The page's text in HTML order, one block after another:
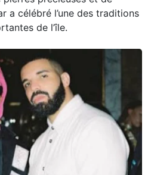
a célébré l’une des traditions
de l’île.